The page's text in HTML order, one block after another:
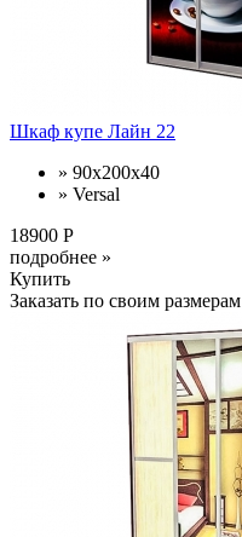
Шкаф купе Лайн 22
» 90x200x40
» Versal
18900 Р
подробнее »
Купить
Заказать по своим размерам